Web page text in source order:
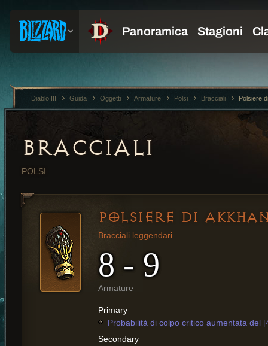
BRACCIALI
POLSI
POLSIERE DI
Bracciali leggendari
8 - 9
Armature
Primary
Probabilità di colpo critico aumentata del
Secondary
Diablo III Guida Oggetti Armature Polsi Bracciali Polsiere